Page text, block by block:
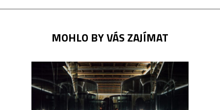
MOHLO BY VÁS ZAJÍMAT